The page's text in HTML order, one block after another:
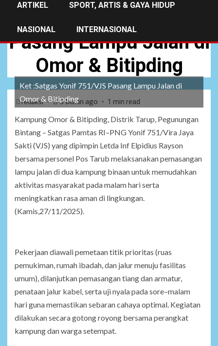
ARTIKEL SPORT, ARTIS & GAYA HIDUP
NASIONAL INTERNASIONAL
Pasang Lampu Jalan di
Omor & Bitipding
redaksi 8 bulan ago 1 min read
Ket :Satgas Yonif 751/VJS Pasang Lampu Jalan di
Omor & Bitipding
Kampung Omor & Bitipding, Distrik Tarup, Pegunungan
Bintang – Satgas Pamtas RI–PNG Yonif 751/Vira Jaya
Sakti (VJS) yang dipimpin Letda Inf Elpidius Rayson
bersama personel Pos Tarub melaksanakan pemasangan
lampu jalan di dua kampung binaan untuk memudahkan
aktivitas masyarakat pada malam hari serta
meningkatkan rasa aman di lingkungan.
(Kamis,27/11/2025).
Pekerjaan diawali pemetaan titik prioritas (ruas
pemukiman, rumah ibadah, dan jalur menuju fasilitas
umum), dilanjutkan pemasangan tiang dan armatur,
penataan jalur kabel, serta uji nyala pada sore–malam
hari guna memastikan sebaran cahaya optimal. Kegiatan
dilakukan secara gotong royong bersama perangkat
kampung dan warga setempat.